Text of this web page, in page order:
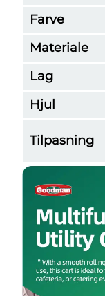
Farve
Materiale
Lag
Hjul
Tilpasning